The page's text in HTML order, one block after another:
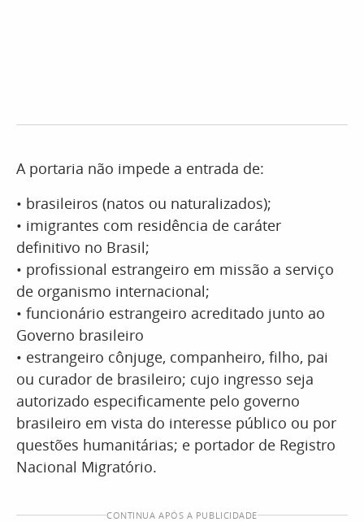
A portaria não impede a entrada de:
• brasileiros (natos ou naturalizados);
• imigrantes com residência de caráter
definitivo no Brasil;
• profissional estrangeiro em missão a serviço
de organismo internacional;
• funcionário estrangeiro acreditado junto ao
Governo brasileiro
• estrangeiro cônjuge, companheiro, filho, pai
ou curador de brasileiro; cujo ingresso seja
autorizado especificamente pelo governo
brasileiro em vista do interesse público ou por
questões humanitárias; e portador de Registro
Nacional Migratório.
CONTINUA APÓS A PUBLICIDADE